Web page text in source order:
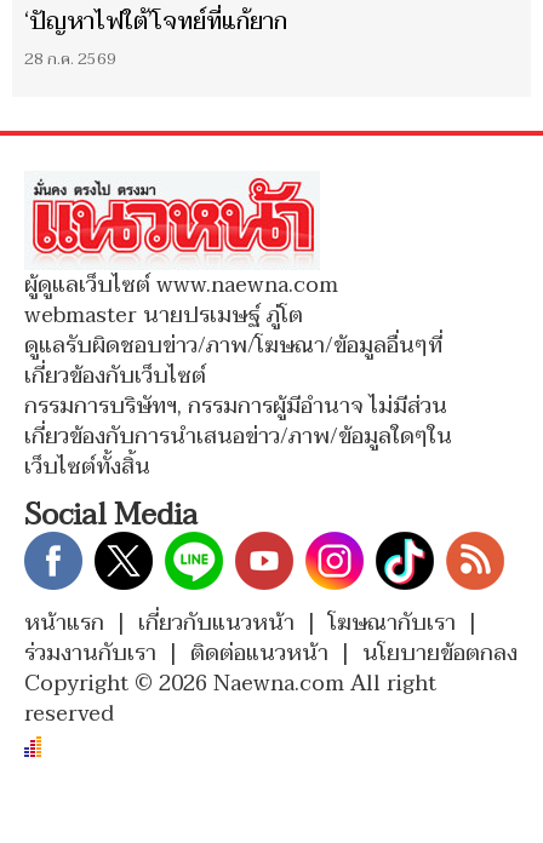
‘ปัญหาไฟใต้’โจทย์ที่แก้ยาก
28 ก.ค. 2569
ผู้ดูแลเว็บไซต์ www.naewna.com
webmaster นายปรเมษฐ์ ภู่โต
ดูแลรับผิดชอบข่าว/ภาพ/โฆษณา/ข้อมูลอื่นๆที่
เกี่ยวข้องกับเว็บไซต์
กรรมการบริษัทฯ, กรรมการผู้มีอำนาจ ไม่มีส่วน
เกี่ยวข้องกับการนำเสนอข่าว/ภาพ/ข้อมูลใดๆใน
เว็บไซต์ทั้งสิ้น
Social Media
หน้าแรก | เกี่ยวกับแนวหน้า | โฆษณากับเรา |
ร่วมงานกับเรา | ติดต่อแนวหน้า | นโยบายข้อตกลง
Copyright © 2026 Naewna.com All right
reserved